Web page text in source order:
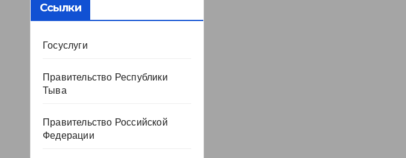
Ссылки
Госуслуги
Правительство Республики
Тыва
Правительство Российской
Федерации